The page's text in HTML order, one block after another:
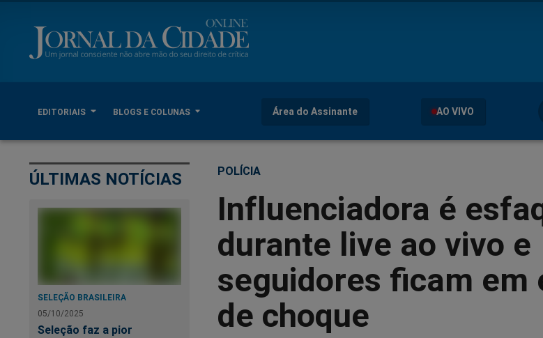
EDITORIAIS BLOGS E COLUNAS Área do Assinante AO VIVO
ÚLTIMAS NOTÍCIAS
SELEÇÃO BRASILEIRA
05/10/2025
Seleção faz a pior
POLÍCIA
Influenciadora é
durante live ao vivo e
seguidores ficam em
de choque